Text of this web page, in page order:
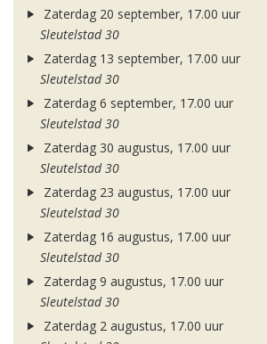
Zaterdag 20 september, 17.00 uur
Sleutelstad 30
Zaterdag 13 september, 17.00 uur
Sleutelstad 30
Zaterdag 6 september, 17.00 uur
Sleutelstad 30
Zaterdag 30 augustus, 17.00 uur
Sleutelstad 30
Zaterdag 23 augustus, 17.00 uur
Sleutelstad 30
Zaterdag 16 augustus, 17.00 uur
Sleutelstad 30
Zaterdag 9 augustus, 17.00 uur
Sleutelstad 30
Zaterdag 2 augustus, 17.00 uur